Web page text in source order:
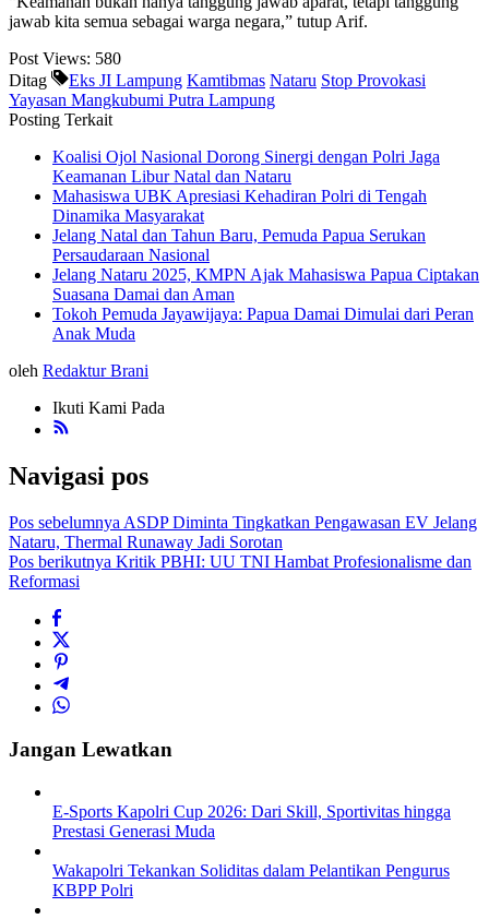
jawab kita semua sebagai warga negara,” tutup Arif.
Post Views: 580
Ditag
Eks JI Lampung Kamtibmas Nataru Stop Provokasi
Yayasan Mangkubumi Putra Lampung
Posting Terkait
Koalisi Ojol Nasional Dorong Sinergi dengan Polri Jaga
Keamanan Libur Natal dan Nataru
Mahasiswa UBK Apresiasi Kehadiran Polri di Tengah
Dinamika Masyarakat
Jelang Natal dan Tahun Baru, Pemuda Papua Serukan
Persaudaraan Nasional
Jelang Nataru 2025, KMPN Ajak Mahasiswa Papua Ciptakan
Suasana Damai dan Aman
Tokoh Pemuda Jayawijaya: Papua Damai Dimulai dari Peran
Anak Muda
oleh Redaktur Brani
Ikuti Kami Pada
Navigasi pos
Pos sebelumnya ASDP Diminta Tingkatkan Pengawasan EV Jelang
Nataru, Thermal Runaway Jadi Sorotan
Pos berikutnya Kritik PBHI: UU TNI Hambat Profesionalisme dan
Reformasi
Jangan Lewatkan
E-Sports Kapolri Cup 2026: Dari Skill, Sportivitas hingga
Prestasi Generasi Muda
Wakapolri Tekankan Soliditas dalam Pelantikan Pengurus
KBPP Polri